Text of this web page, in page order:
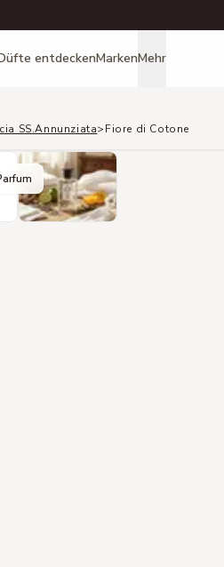
entdeckenMarkenMehr
SS.Annunziata>Fiore di Cotone